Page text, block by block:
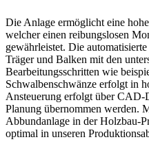
Die Anlage ermöglicht eine
welcher einen reibungslosen
gewährleistet. Die
Träger und Balken mit den
Bearbeitungsschritten wie
Schwalbenschwänze erfolgt in
Ansteuerung erfolgt über CAD-
Planung übernommen werden.
Abbundanlage in der Holzbau-
optimal in unseren